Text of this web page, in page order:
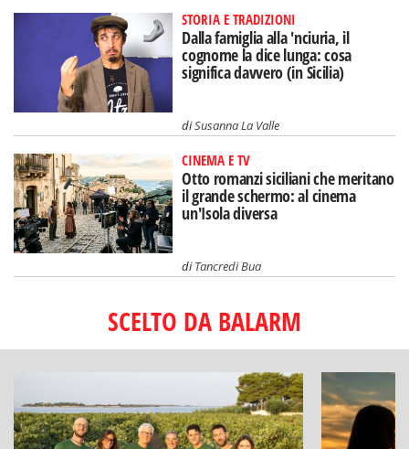
STORIA E TRADIZIONI
Dalla famiglia alla 'nciuria, il
cognome la dice lunga: cosa
significa davvero (in Sicilia)
diSusanna La Valle
CINEMA E TV
Otto romanzi siciliani che meritano
il grande schermo: al cinema
un'Isola diversa
diTancredi Bua
SCELTO DA BALARM